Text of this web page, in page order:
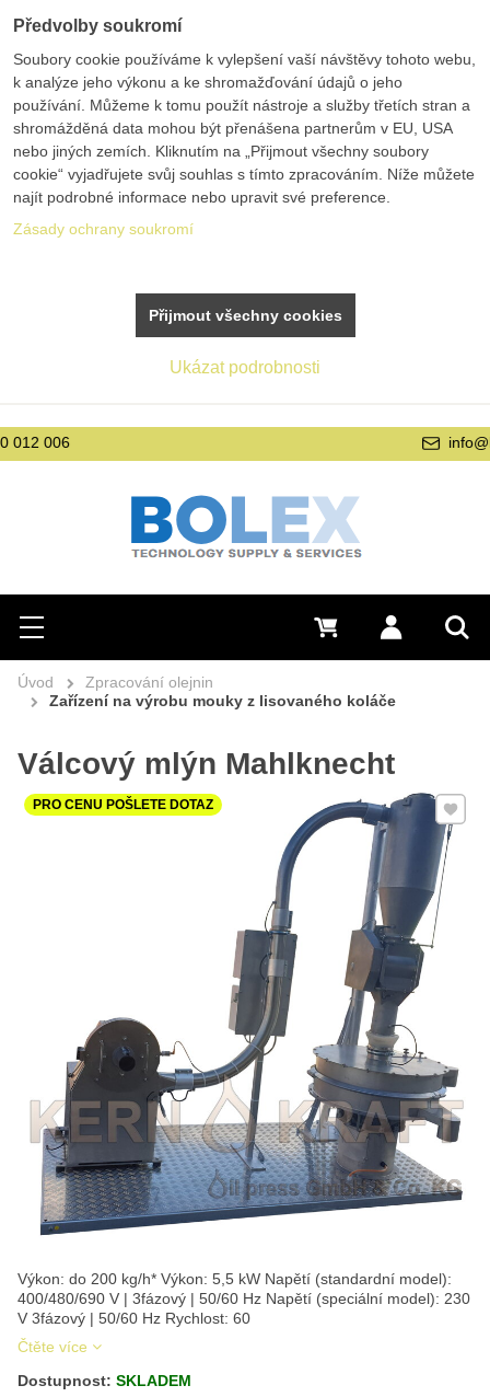
Hledat
Menu Přihlásit se
0 Kč
Úvod
Zpracování olejnin
Zařízení na výrobu mouky z lisovaného koláče
Válcový mlýn Mahlknecht
Výkon: do 200 kg/h* Výkon: 5,5 kW Napětí (standardní model):
400/480/690 V | 3fázový | 50/60 Hz Napětí (speciální model): 230
V 3fázový | 50/60 Hz Rychlost: 60
Čtěte více
Přidat
PRO CENU POŠLETE DOTAZ
Dostupnost: SKLADEM
Předvolby soukromí
Soubory cookie používáme k vylepšení vaší návštěvy tohoto webu,
k analýze jeho výkonu a ke shromažďování údajů o jeho
používání. Můžeme k tomu použít nástroje a služby třetích stran a
shromážděná data mohou být přenášena partnerům v EU, USA
nebo jiných zemích. Kliknutím na „Přijmout všechny soubory
cookie“ vyjadřujete svůj souhlas s tímto zpracováním. Níže můžete
najít podrobné informace nebo upravit své preference.
Zásady ochrany soukromí
Ukázat podrobnosti
Přijmout všechny cookies